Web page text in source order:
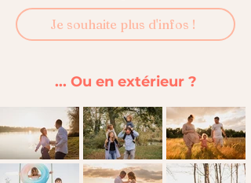
Je souhaite plus d'infos !
... Ou en extérieur ?